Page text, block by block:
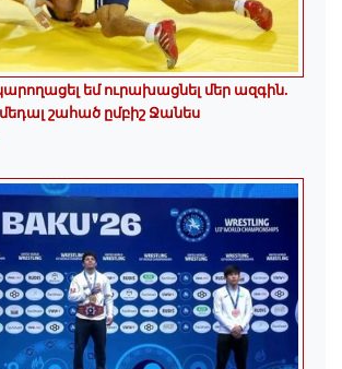
եմ ուրախացնել մեր ազգին.
շահած ըմբիշ Ջանես